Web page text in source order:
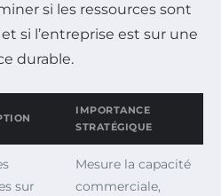
si les ressources sont
si l’entreprise est sur une
durable.
IMPORTANCE
STRATÉGIQUE
sur
Mesure la capacité
commerciale,